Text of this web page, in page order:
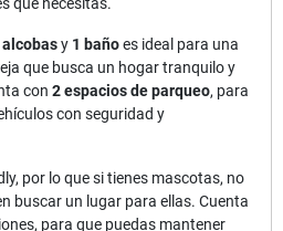
alcobasy 1 bañoes ideal para una
que busca un hogar tranquilo y
con 2 espacios de parqueo, para
con seguridad y
por lo que si tienes mascotas, no
buscar un lugar para ellas. Cuenta
para que puedas mantener